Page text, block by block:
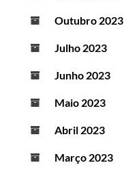
Outubro 2023
Julho 2023
Junho 2023
Maio 2023
Abril 2023
Março 2023